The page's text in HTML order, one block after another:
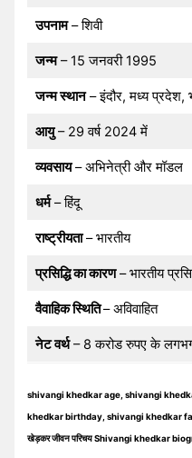
उपनाम– शिवी
जन्म– 15 जनवरी 1995
जन्म स्थान– इंदौर, मध्य प्रदेश,
आयु– 29 वर्ष 2024 में
व्यवसाय– अभिनेत्री और मॉडल
धर्म– हिंदू
राष्ट्रीयता– भारतीय
प्रसिद्धि का कारण– भारतीय
वैवाहिक स्थिति– अविवाहित
नेट वर्थ– 8 करोड रुपए के
shivangi khedkar age, shivangi
khedkar birthday, shivangi khedkar
खेड़कर जीवन परिचय Shivangi khedkar